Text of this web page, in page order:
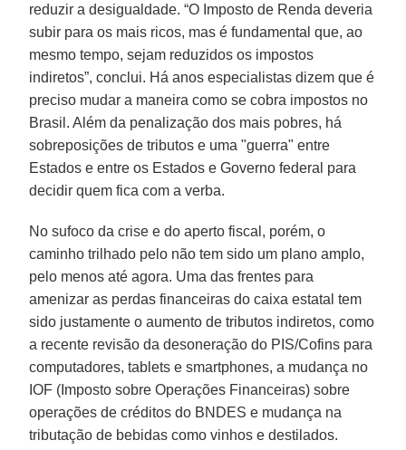
reduzir a desigualdade. “O Imposto de Renda deveria
subir para os mais ricos, mas é fundamental que, ao
mesmo tempo, sejam reduzidos os impostos
indiretos”, conclui. Há anos especialistas dizem que é
preciso mudar a maneira como se cobra impostos no
Brasil. Além da penalização dos mais pobres, há
sobreposições de tributos e uma "guerra" entre
Estados e entre os Estados e Governo federal para
decidir quem fica com a verba.
No sufoco da crise e do aperto fiscal, porém, o
caminho trilhado pelo não tem sido um plano amplo,
pelo menos até agora. Uma das frentes para
amenizar as perdas financeiras do caixa estatal tem
sido justamente o aumento de tributos indiretos, como
a recente revisão da desoneração do PIS/Cofins para
computadores, tablets e smartphones, a mudança no
IOF (Imposto sobre Operações Financeiras) sobre
operações de créditos do BNDES e mudança na
tributação de bebidas como vinhos e destilados.